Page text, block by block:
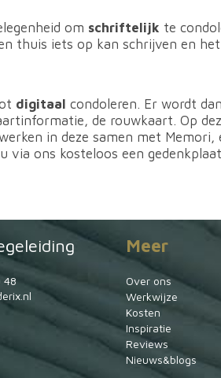
om schriftelijk te
thuis iets op kan schrijven en
digitaal condoleren. Er wordt
de rouwkaart. Op
in deze samen met
ons kosteloos een
Meer
48
Over ons
Werkwijze
Kosten
Inspiratie
Reviews
Nieuws&blogs